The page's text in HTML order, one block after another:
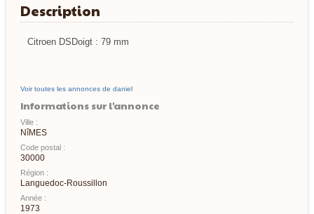
Description
Citroen DSDoigt : 79 mm
Voir toutes les annonces de daniel
Informations sur l'annonce
Ville :
NîMES
Code postal :
30000
Région :
Languedoc-Roussillon
Année :
1973